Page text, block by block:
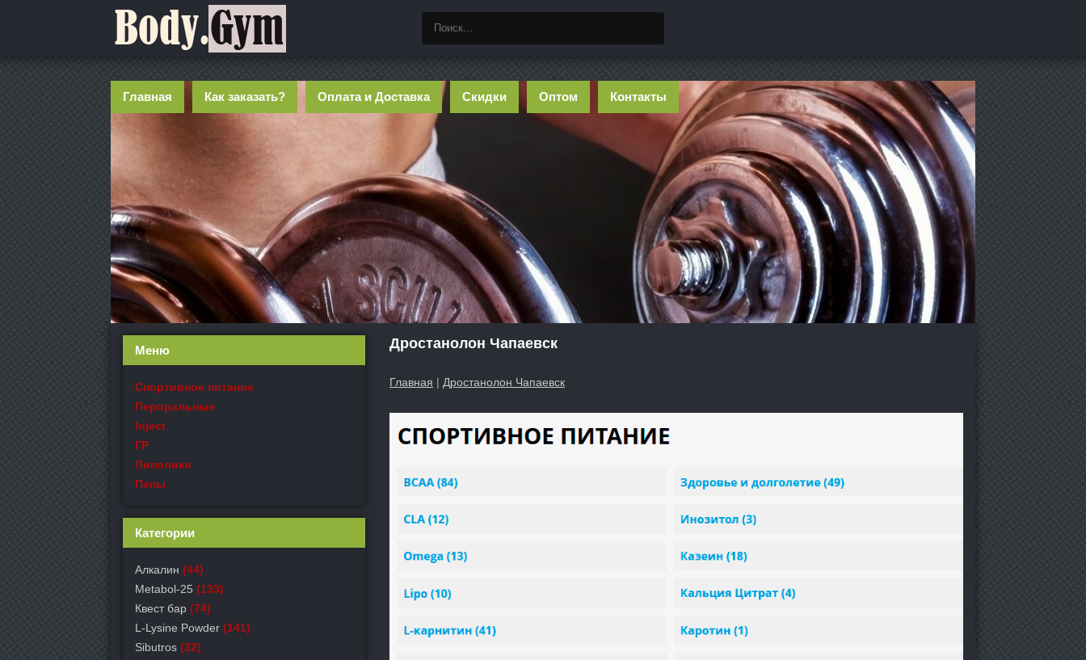
Главная Как заказать? Оплата и Доставка Скидки Оптом Контакты
Дростанолон Чапаевск
Главная | Дростанолон Чапаевск
Меню
Спортивное питание
Пероральные
Inject
ГР
Липолики
Пепы
Категории
Алкалин (44)
Metabol-25 (133)
Квест бар (74)
L-Lysine Powder (141)
Sibutros (32)